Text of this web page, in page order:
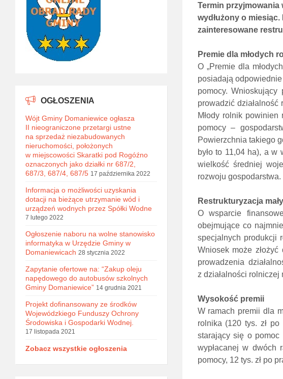
Termin przyjmowania
wydłużony o
zainteresowane
Premie dla młodych
O „Premie dla
posiadają
pomocy.
prowadzić
Młody rolnik
pomocy –
Powierzchnia takiego
było to 11,04 ha), a
wielkość średniej
rozwoju gospodarstwa.
Restrukturyzacja
O wsparcie
obejmujące co
specjalnych produkcji
Wniosek może
prowadzenia
z działalności
Wysokość premii
W ramach premii dla
rolnika (120 tys. zł
starający się o pomoc
wypłacanej w dwóch
pomocy, 12 tys. zł po
OGŁOSZENIA
Wójt Gminy Domaniewice ogłasza
II nieograniczone przetargi ustne
na sprzedaż niezabudowanych
nieruchomości, położonych
w miejscowości Skaratki pod Rogóźno
oznaczonych jako działki nr 687/2,
687/3, 687/4, 687/5 17 października 2022
Informacja o możliwości uzyskania
dotacji na bieżące utrzymanie wód i
urządzeń wodnych przez Spółki Wodne
7 lutego 2022
Ogłoszenie naboru na wolne stanowisko
informatyka w Urzędzie Gminy w
Domaniewicach 28 stycznia 2022
Zapytanie ofertowe na: “Zakup oleju
napędowego do autobusów szkolnych
Gminy Domaniewice” 14 grudnia 2021
Projekt dofinansowany ze środków
Wojewódzkiego Funduszy Ochrony
Środowiska i Gospodarki Wodnej.
17 listopada 2021
Zobacz wszystkie ogłoszenia